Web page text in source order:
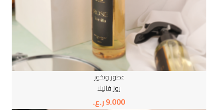
عطور وبخور
روز فانيلا
9.000ر.ع.